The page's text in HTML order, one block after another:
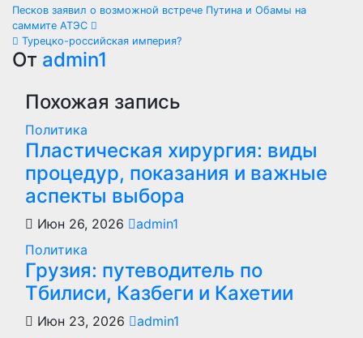
Навигация
по
записям
Песков заявил о возможной встрече Путина и Обамы на
саммите АТЭС
Турецко-российская империя?
От admin1
Похожая запись
Политика
Пластическая хирургия: виды
процедур, показания и важные
аспекты выбора
Июн 26, 2026
admin1
Политика
Грузия: путеводитель по
Тбилиси, Казбеги и Кахетии
Июн 23, 2026
admin1